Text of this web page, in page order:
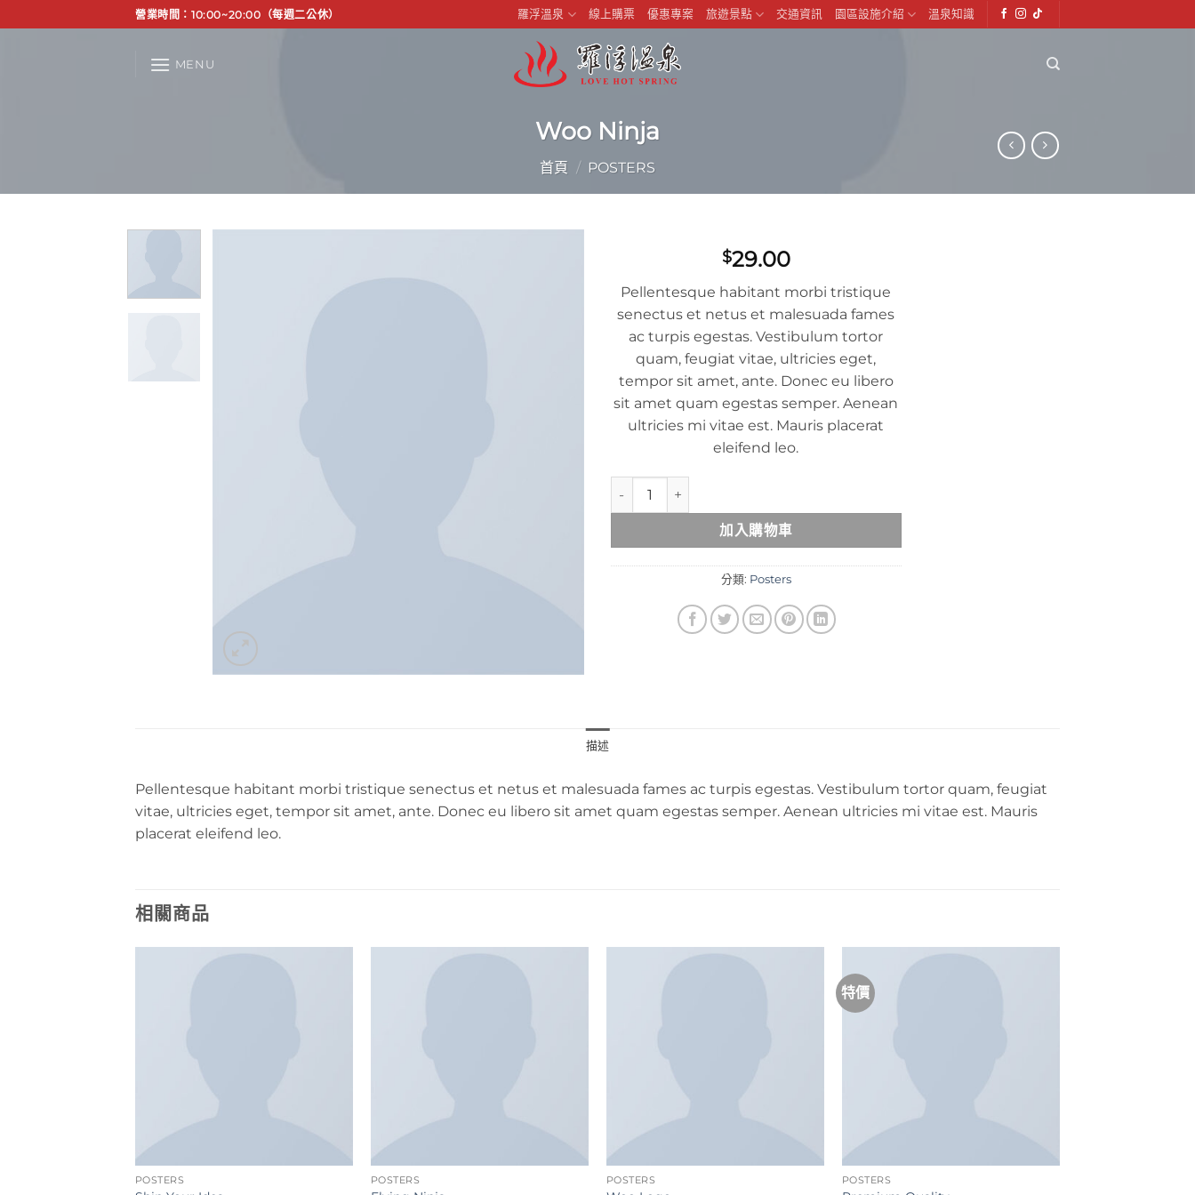
to
營業時間：10:00~20:00（每週二公休） 羅浮溫泉 線上購票 優惠專案 旅遊景點 交通資訊 園區設施介紹 溫泉知識
MENU
Woo Ninja
首頁 / POSTERS
$29.00
Pellentesque habitant morbi tristique
senectus et netus et malesuada fames
ac turpis egestas. Vestibulum tortor
quam, feugiat vitae, ultricies eget,
tempor sit amet, ante. Donec eu libero
sit amet quam egestas semper. Aenean
ultricies mi vitae est. Mauris placerat
eleifend leo.
Woo Ninja 數量
加入購物車
分類: Posters
描述
Pellentesque habitant morbi tristique senectus et netus et malesuada fames ac turpis egestas. Vestibulum tortor quam, feugiat
vitae, ultricies eget, tempor sit amet, ante. Donec eu libero sit amet quam egestas semper. Aenean ultricies mi vitae est. Mauris
placerat eleifend leo.
相關商品
POSTERS POSTERS POSTERS
特價
POSTERS